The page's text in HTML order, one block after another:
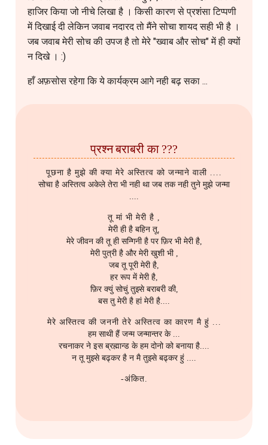
हाजिर किया जो नीचे लिखा है । किसी कारण से प्रशंसा टिप्पणी
में दिखाई दी लेकिन जवाब नदारद तो मैंने सोचा शायद सही भी है ।
जब जवाब मेरी सोच की उपज है तो मेरे "ख्वाब और सोच" में ही क्यों
न दिखे । :)
हाँ अफ़सोस रहेगा कि ये कार्यक्रम आगे नही बढ़ सका ...
प्रश्न बराबरी का ???
पूछना है मुझे की क्या मेरे अस्तित्व को जन्माने वाली ....
सोचा है अस्तित्व अकेले तेरा भी नही था जब तक नही तुने मुझे जन्मा
....
तू मां भी मेरी है ,
मेरी ही है बहिन तू,
मेरे जीवन की तू ही सन्गिनी है पर फ़िर भी मेरी है,
मेरी पुत्री है और मेरी खुशी भी ,
जब तू पूरी मेरी है,
हर रूप में मेरी है,
फ़िर क्युं सोचुं तुझ्से बराबरी की,
बस तु मेरी है हां मेरी है....
मेरे अस्तित्व की जननी तेरे अस्तित्व का कारण मै हुं ...
हम साथी हैं जन्म जन्मान्तर के ...
रचनाकर ने इस ब्रह्मान्ड के हम दोनो को बनाया है....
न तू मुझ्से बढ्कर है न मै तुझ्से बढ्कर हुं ....
-अंकित.